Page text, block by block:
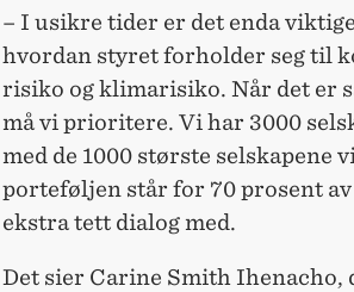
– I usikre tider er det enda
hvordan styret forholder seg til
risiko og klimarisiko. Når det er
må vi prioritere. Vi har 3000
med de 1000 største selskapene
porteføljen står for 70 prosent
ekstra tett dialog med.
Det sier Carine Smith